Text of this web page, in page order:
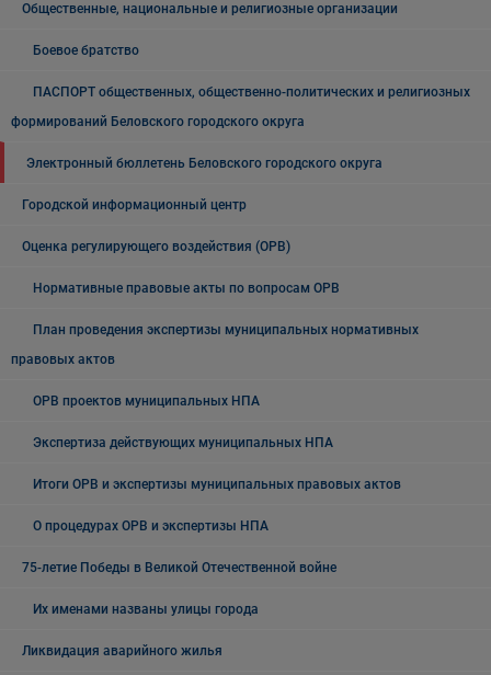
Общественные, национальные и религиозные организации
Боевое братство
ПАСПОРТ общественных, общественно-политических и религиозных
формирований Беловского городского округа
Электронный бюллетень Беловского городского округа
Городской информационный центр
Оценка регулирующего воздействия (ОРВ)
Нормативные правовые акты по вопросам ОРВ
План проведения экспертизы муниципальных нормативных
правовых актов
ОРВ проектов муниципальных НПА
Экспертиза действующих муниципальных НПА
Итоги ОРВ и экспертизы муниципальных правовых актов
О процедурах ОРВ и экспертизы НПА
75-летие Победы в Великой Отечественной войне
Их именами названы улицы города
Ликвидация аварийного жилья